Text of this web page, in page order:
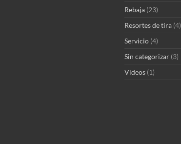
Rebaja (23)
Resortes de tira (4)
Servicio (4)
Sin categorizar (3)
Videos (1)